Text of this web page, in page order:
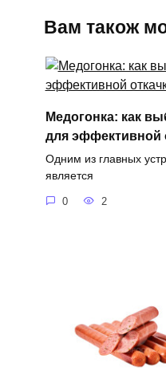
Вам також
Медогонка: как
для эффективной
Одним из главных
является
0 2